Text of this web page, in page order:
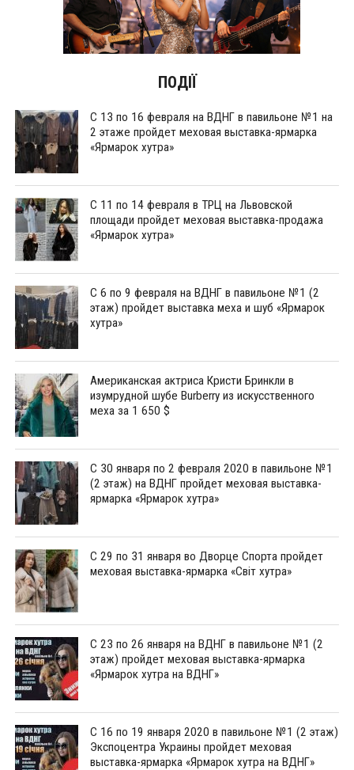
ПОДІЇ
С 13 по 16 февраля на ВДНГ в павильоне №1 на
2 этаже пройдет меховая выставка-ярмарка
«Ярмарок хутра»
С 11 по 14 февраля в ТРЦ на Львовской
площади пройдет меховая выставка-продажа
«Ярмарок хутра»
С 6 по 9 февраля на ВДНГ в павильоне №1 (2
этаж) пройдет выставка меха и шуб «Ярмарок
хутра»
Американская актриса Кристи Бринкли в
изумрудной шубе Burberry из искусственного
меха за 1 650 $
С 30 января по 2 февраля 2020 в павильоне №1
(2 этаж) на ВДНГ пройдет меховая выставка-
ярмарка «Ярмарок хутра»
С 29 по 31 января во Дворце Спорта пройдет
меховая выставка-ярмарка «Світ хутра»
С 23 по 26 января на ВДНГ в павильоне №1 (2
этаж) пройдет меховая выставка-ярмарка
«Ярмарок хутра на ВДНГ»
С 16 по 19 января 2020 в павильоне №1 (2 этаж)
Экспоцентра Украины пройдет меховая
выставка-ярмарка «Ярмарок хутра на ВДНГ»